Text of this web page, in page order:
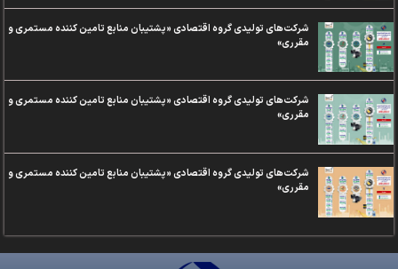
شرکت‌های تولیدی گروه اقتصادی «پشتیبان منابع تامین‌ کننده مستمری و
مقرری»
شرکت‌های تولیدی گروه اقتصادی «پشتیبان منابع تامین‌ کننده مستمری و
مقرری»
شرکت‌های تولیدی گروه اقتصادی «پشتیبان منابع تامین‌ کننده مستمری و
مقرری»